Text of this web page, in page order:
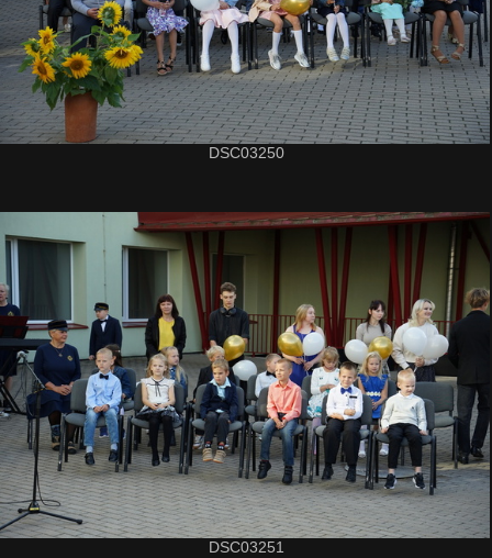
DSC03250
DSC03251